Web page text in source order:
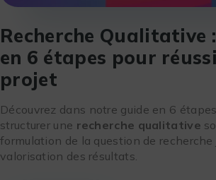
Recherche Qualitative
en 6 étapes pour
projet
Découvrez dans notre guide en 6
structurer une recherche qualitative
formulation de la question de recherche
valorisation des résultats.